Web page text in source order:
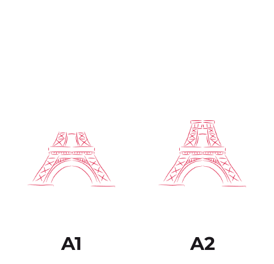
A1 A2
cuestiones que le son
conocidas, ya sea en
situaciones de trabajo, de
estudio o de ocio. Sabe
desenvolverse en la
mayor parte de las
situaciones que pueden
si son de carácter técnico
siempre que estén
dentro de su campo de
especialización. Puede
relacionarse con
hablantes nativos con un
grado suficiente de
fluidez y naturalidad de
interlocutores.